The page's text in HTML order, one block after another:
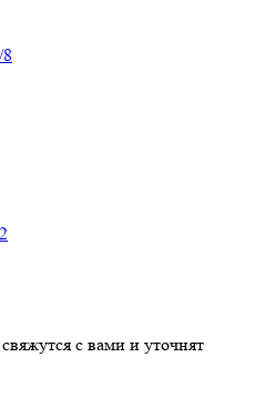
с вами и уточнят